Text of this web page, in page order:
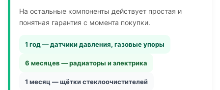
На остальные компоненты действует простая и
понятная гарантия с момента покупки.
1 год — датчики давления, газовые упоры
6 месяцев — радиаторы и электрика
1 месяц — щётки стеклоочистителей